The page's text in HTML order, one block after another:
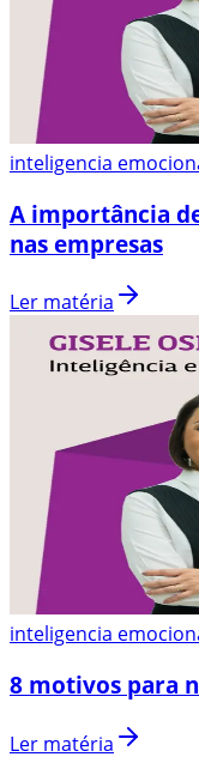
inteligencia
A importância
nas empresas
Ler matéria
inteligencia
8 motivos para
Ler matéria